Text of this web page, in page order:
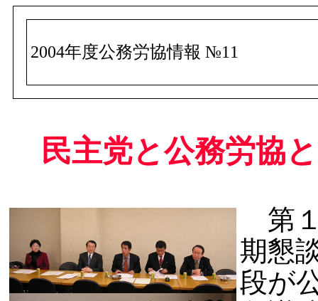
2004年度公務労協情報 №11
民主党と公務労協
第
期懇
段が